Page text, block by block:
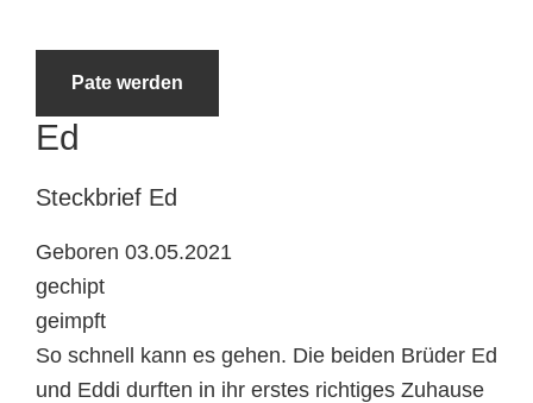
Pate werden
Ed
Steckbrief Ed
Geboren 03.05.2021
gechipt
geimpft
So schnell kann es gehen. Die beiden Brüder Ed
und Eddi durften in ihr erstes richtiges Zuhause